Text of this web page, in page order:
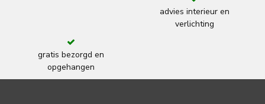
advies interieur en
verlichting
gratis bezorgd en
opgehangen